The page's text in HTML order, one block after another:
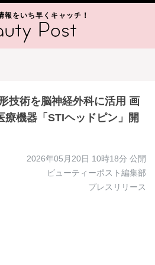
報をいち早くキャッチ！
技術を脳神経外科に活用 画
療機器「STIヘッドピン」開
2026年05月20日 10時18分 公開
ビューティーポスト編集部
プレスリリース